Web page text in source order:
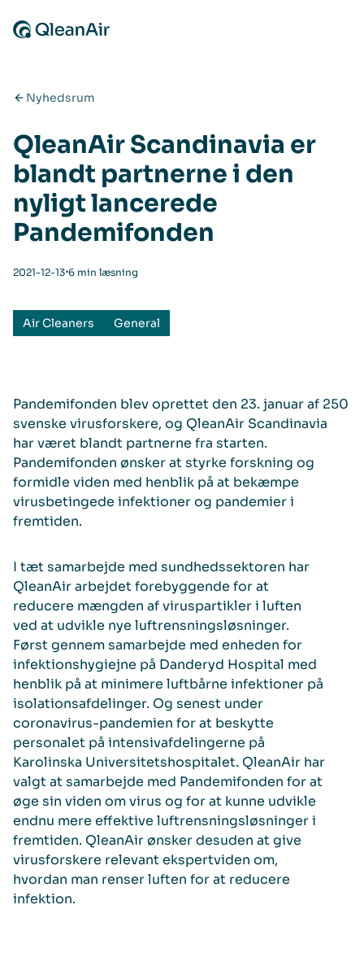
Nyhedsrum
QleanAir Scandinavia er
blandt partnerne i den
nyligt lancerede
Pandemifonden
2021-12-13⋅6 min læsning
Air Cleaners General
Pandemifonden blev oprettet den 23. januar af 250
svenske virusforskere, og QleanAir Scandinavia
har været blandt partnerne fra starten.
Pandemifonden ønsker at styrke forskning og
formidle viden med henblik på at bekæmpe
virusbetingede infektioner og pandemier i
fremtiden.
I tæt samarbejde med sundhedssektoren har
QleanAir arbejdet forebyggende for at
reducere mængden af viruspartikler i luften
ved at udvikle nye luftrensningsløsninger.
Først gennem samarbejde med enheden for
infektionshygiejne på Danderyd Hospital med
henblik på at minimere luftbårne infektioner på
isolationsafdelinger. Og senest under
coronavirus-pandemien for at beskytte
personalet på intensivafdelingerne på
Karolinska Universitetshospitalet. QleanAir har
valgt at samarbejde med Pandemifonden for at
øge sin viden om virus og for at kunne udvikle
endnu mere effektive luftrensningsløsninger i
fremtiden. QleanAir ønsker desuden at give
virusforskere relevant ekspertviden om,
hvordan man renser luften for at reducere
infektion.